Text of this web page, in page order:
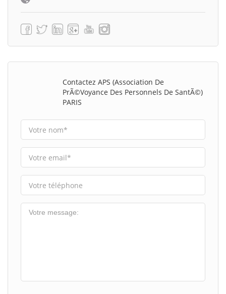
Contactez APS (Association De
PrÃ©voyance Des Personnels De SantÃ©)
PARIS